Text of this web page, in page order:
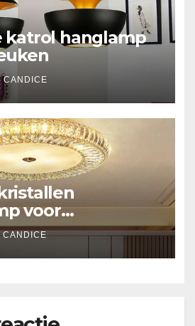
katrol hanglamp
CANDICE
voor
CANDICE